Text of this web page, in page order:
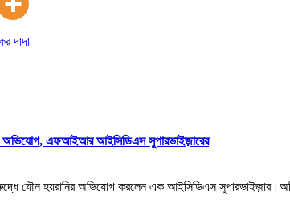
দাদা
অভিযোগ, এফআইআর আইসিডিএস সুপারভাইজ়ারের
যৌন হয়রানির অভিযোগ করলেন এক আইসিডিএস